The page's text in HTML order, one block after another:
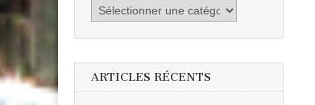
Catégories
ARTICLES RÉCENTS